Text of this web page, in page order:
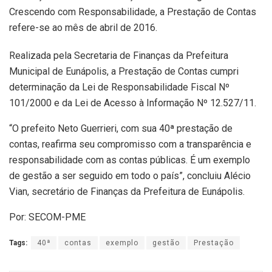
Crescendo com Responsabilidade, a Prestação de Contas
refere-se ao mês de abril de 2016.
Realizada pela Secretaria de Finanças da Prefeitura
Municipal de Eunápolis, a Prestação de Contas cumpri
determinação da Lei de Responsabilidade Fiscal Nº
101/2000 e da Lei de Acesso à Informação Nº 12.527/11.
“O prefeito Neto Guerrieri, com sua 40ª prestação de
contas, reafirma seu compromisso com a transparência e
responsabilidade com as contas públicas. É um exemplo
de gestão a ser seguido em todo o país”, concluiu Alécio
Vian, secretário de Finanças da Prefeitura de Eunápolis.
Por: SECOM-PME
Tags: 40ª contas exemplo gestão Prestação